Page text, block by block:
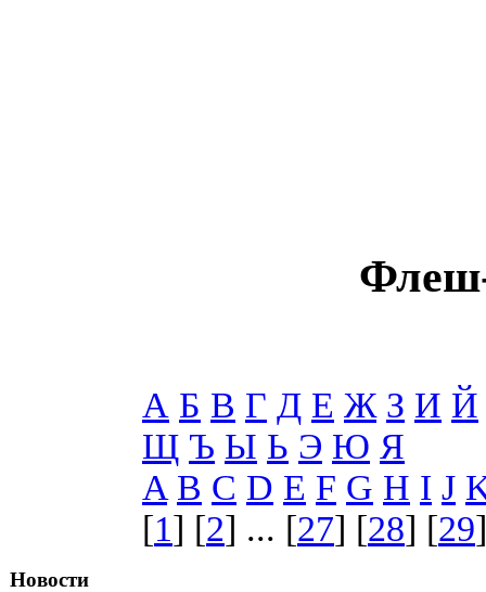
Новости
А Б В Г Д Е Ж З И Й
Щ Ъ Ы Ь Э Ю Я
A B C D E F G H I J
[1] [2] ... [27] [28] [29